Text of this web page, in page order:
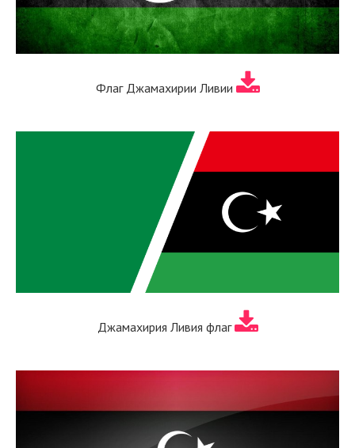
Флаг Джамахирии Ливии
Джамахирия Ливия флаг